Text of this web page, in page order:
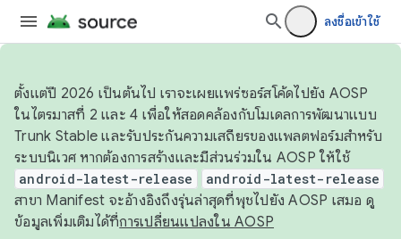
ลงชื่อเข้าใช้
ตั้งแต่ปี 2026 เป็นต้นไป เราจะเผยแพร่ซอร์สโค้ดไปยัง AOSP
ในไตรมาสที่ 2 และ 4 เพื่อให้สอดคล้องกับโมเดลการพัฒนาแบบ
Trunk Stable และรับประกันความเสถียรของแพลตฟอร์มสำหรับ
ระบบนิเวศ หากต้องการสร้างและมีส่วนร่วมใน AOSP ให้ใช้
android-latest-release android-latest-release
สาขา Manifest จะอ้างอิงถึงรุ่นล่าสุดที่พุชไปยัง AOSP เสมอ ดู
ข้อมูลเพิ่มเติมได้ที่การเปลี่ยนแปลงใน AOSP